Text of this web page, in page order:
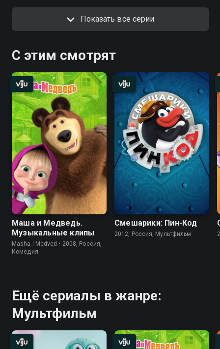
Показать все серии
С этим смотрят
Маша и Медведь.
Музыкальные клипы
Masha i Medved • 2008, Россия,
Комедия
Смешарики: Пин-Код
2012, Россия, Мультфильм
Ещё сериалы в жанре:
Мультфильм